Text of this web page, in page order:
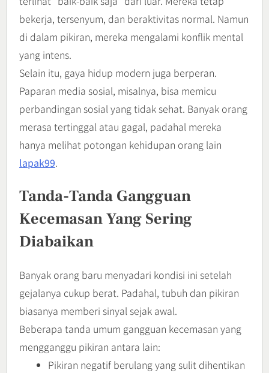
bekerja, tersenyum, dan beraktivitas normal. Namun
di dalam pikiran, mereka mengalami konflik mental
yang intens.
Selain itu, gaya hidup modern juga berperan.
Paparan media sosial, misalnya, bisa memicu
perbandingan sosial yang tidak sehat. Banyak orang
merasa tertinggal atau gagal, padahal mereka
hanya melihat potongan kehidupan orang lain
lapak99.
Tanda-Tanda Gangguan
Kecemasan Yang Sering
Diabaikan
Banyak orang baru menyadari kondisi ini setelah
gejalanya cukup berat. Padahal, tubuh dan pikiran
biasanya memberi sinyal sejak awal.
Beberapa tanda umum gangguan kecemasan yang
mengganggu pikiran antara lain:
Pikiran negatif berulang yang sulit dihentikan